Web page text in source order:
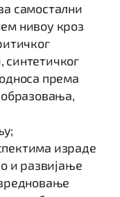
самостални
нивоу кроз
према
израде
и развијање